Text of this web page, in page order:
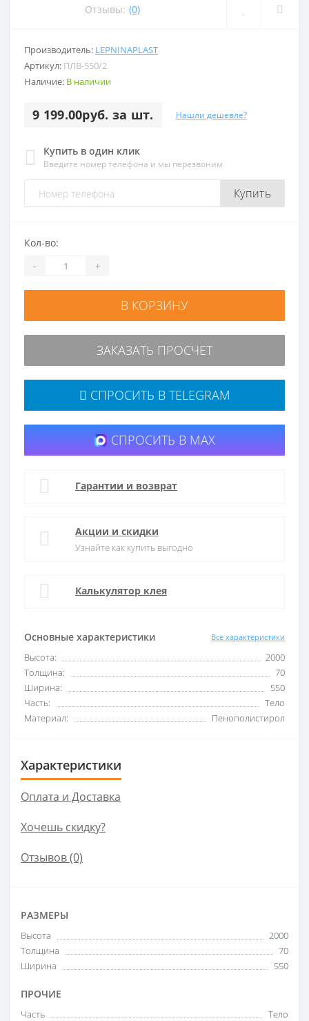
Отзывы: (0)
Производитель: LEPNINAPLAST
Артикул: ПЛВ-550/2
Наличие: В наличии
9 199.00руб. за шт. Нашли дешевле?
Купить в один клик
Введите номер телефона и мы перезвоним
Купить
Основные характеристики Все характеристики
Высота:
2000
Толщина:
70
Ширина:
550
Часть:
Тело
Материал:
Пенополистирол
Кол-во:
- +
В КОРЗИНУ
ЗАКАЗАТЬ ПРОСЧЕТ
СПРОСИТЬ В TELEGRAM
СПРОСИТЬ В MAX
Гарантии и возврат
Акции и скидки
Узнайте как купить выгодно
Калькулятор клея
Характеристики
Оплата и Доставка
Хочешь скидку?
Отзывов (0)
РАЗМЕРЫ
Высота
2000
Толщина
70
Ширина
550
ПРОЧИЕ
Часть Тело